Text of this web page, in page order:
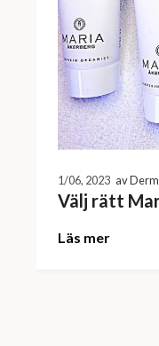
1/06, 2023 av
Välj rätt
Läs mer